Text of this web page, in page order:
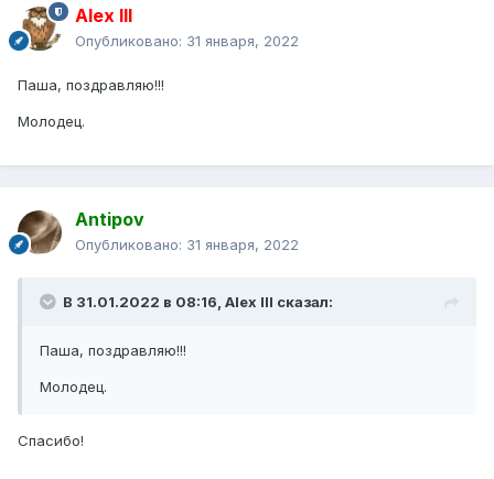
Alex IlI
Опубликовано: 31 января, 2022
Паша, поздравляю!!!
Молодец.
Antipov
Опубликовано: 31 января, 2022
В 31.01.2022 в 08:16, Alex IlI сказал:
Паша, поздравляю!!!
Молодец.
Спасибо!